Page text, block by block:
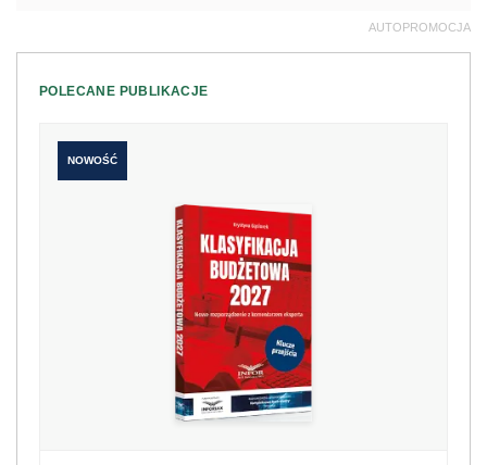
AUTOPROMOCJA
POLECANE PUBLIKACJE
NOWOŚĆ